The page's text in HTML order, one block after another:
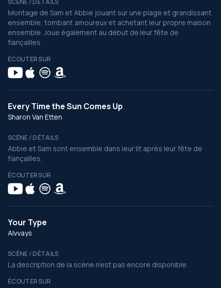
SCÈNE / DÉTAILS
Montage de Sam et Abbie jouant sur une plage et grandissant
ensemble, tombant amoureux et achetant leur propre maison
ensemble. Joue également au début de leur fête de
fiançailles.
ÉCOUTER SUR
Every Time the Sun Comes Up
Sharon Van Etten
SCÈNE / DÉTAILS
Abbie et Sam sont ensemble dans leur lit après leur fête de
fiançailles.
ÉCOUTER SUR
Your Type
Alvvays
SCÈNE / DÉTAILS
La description de la scène n’est pas encore disponible.
ÉCOUTER SUR